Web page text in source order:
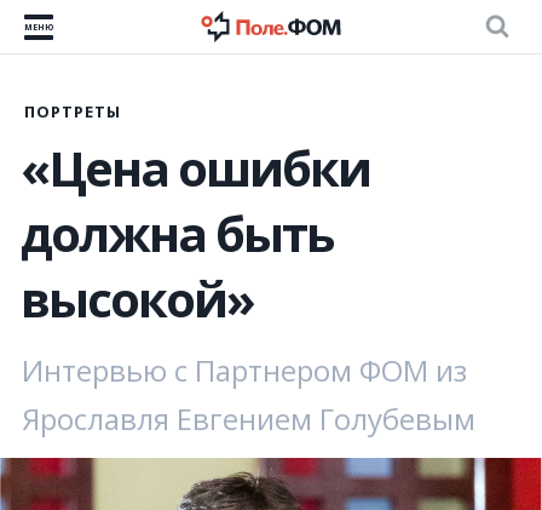
МЕНЮ
ПОРТРЕТЫ
«Цена ошибки
должна быть
высокой»
Интервью с Партнером ФОМ из
Ярославля Евгением Голубевым